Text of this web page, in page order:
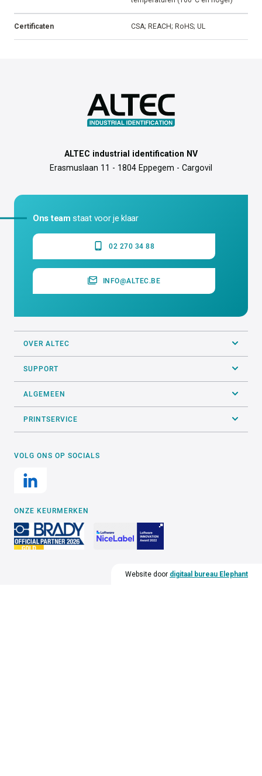
Certificaten CSA; REACH; RoHS; UL
ALTEC industrial identification NV
Erasmuslaan 11 - 1804 Eppegem - Cargovil
Ons team staat voor je klaar
02 270 34 88
INFO@ALTEC.BE
OVER ALTEC
SUPPORT
ALGEMEEN
PRINTSERVICE
VOLG ONS OP SOCIALS
ONZE KEURMERKEN
Website door digitaal bureau Elephant